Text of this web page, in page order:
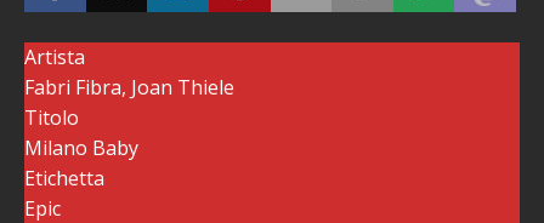
Artista
Fabri Fibra, Joan Thiele
Titolo
Milano Baby
Etichetta
Epic